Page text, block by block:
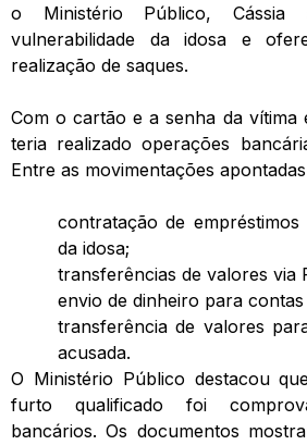
o Ministério Público, Cássia
vulnerabilidade da idosa e
realização de saques.
Com o cartão e a senha da vítima
teria realizado operações
Entre as movimentações
contratação de
da idosa;
transferências de valores via
envio de dinheiro para
transferência de valores
acusada.
O Ministério Público destacou
furto qualificado foi
bancários. Os documentos